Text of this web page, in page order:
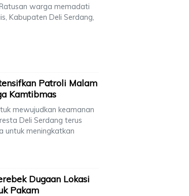
warga memadati
Kabupaten Deli Serdang,
Patroli Malam
Kamtibmas
mewujudkan keamanan
Deli Serdang terus
untuk meningkatkan
Dugaan Lokasi
Pakam